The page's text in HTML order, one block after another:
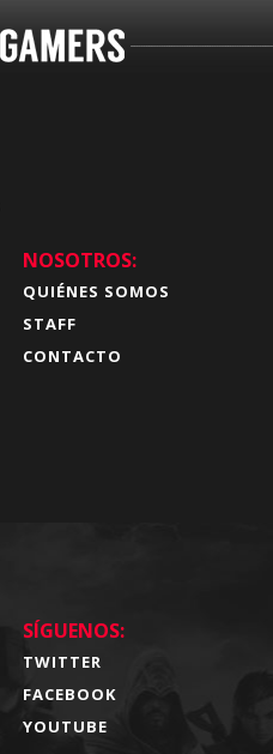
NOSOTROS:
QUIÉNES SOMOS
STAFF
CONTACTO
SÍGUENOS:
TWITTER
FACEBOOK
YOUTUBE